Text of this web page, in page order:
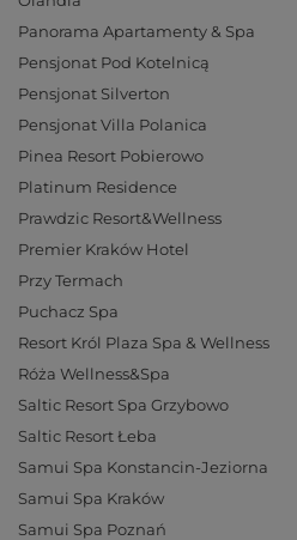
Panorama Apartamenty & Spa
Pensjonat Pod Kotelnicą
Pensjonat Silverton
Pensjonat Villa Polanica
Pinea Resort Pobierowo
Platinum Residence
Prawdzic Resort&Wellness
Premier Kraków Hotel
Przy Termach
Puchacz Spa
Resort Król Plaza Spa & Wellness
Róża Wellness&Spa
Saltic Resort Spa Grzybowo
Saltic Resort Łeba
Samui Spa Konstancin-Jeziorna
Samui Spa Kraków
Samui Spa Poznań